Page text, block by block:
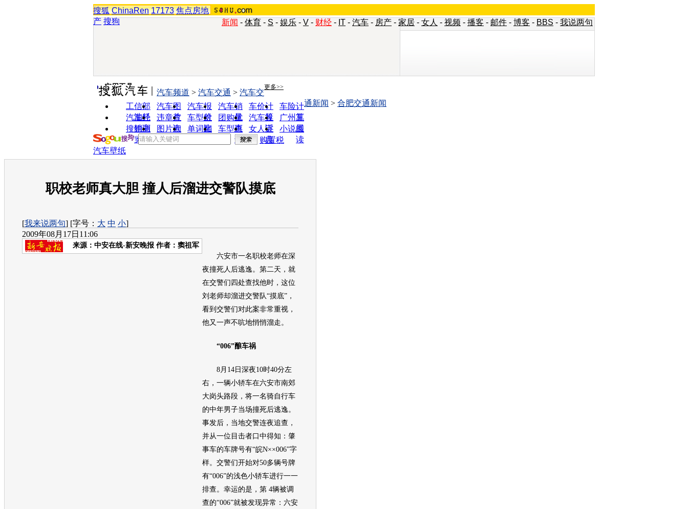
搜狐 ChinaRen 17173 焦点房地
产 搜狗 新闻 - 体育 - S - 娱乐 - V - 财经 - IT - 汽车 - 房产 - 家居 - 女人 - 视频 - 播客 - 邮件 - 博客 - BBS - 我说两句
实用工具 更多>>
工信部
油耗
汽车图
片
汽车报
价
汽车销
量
车价计
算
车险计
算
汽车经
销商
违章查
询
车型对
比
团购优
惠
汽车投
诉
广州车
展
搜狗浏
览器
图片欣
赏
单词翻
车型查
询
女人宝
典
小说阅
读
汽车频道 > 汽车交通 > 汽车交
通新闻 > 合肥交通新闻
购置税
汽车壁纸
职校老师真大胆 撞人后溜进交警队摸底
[我来说两句] [字号： 大 中 小]
2009年08月17日11:06
来源： 中安在线-新安晚报 作者：窦祖军
六安市一名职校老师在深
夜撞死人后逃逸。第二天，就
在交警们四处查找他时，这位
刘老师却溜进交警队“摸底”，
看到交警们对此案非常重视，
他又一声不吭地悄悄溜走。
“006”酿车祸
8月14日深夜10时40分左
右，一辆小轿车在六安市南郊
大岗头路段，将一名骑自行车
的中年男子当场撞死后逃逸。
事发后，当地交警连夜追查，
并从一位目击者口中得知：肇
事车的车牌号有“皖N××006”字
样。交警们开始对50多辆号牌
有“006”的浅色小轿车进行一一
排查。幸运的是，第 4辆被调
查的“006”就被发现异常：六安